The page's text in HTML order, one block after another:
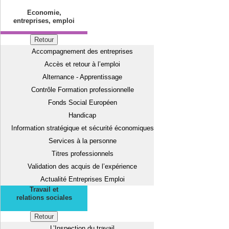
Economie,
entreprises, emploi
Retour
Accompagnement des entreprises
Accès et retour à l’emploi
Alternance - Apprentissage
Contrôle Formation professionnelle
Fonds Social Européen
Handicap
Information stratégique et sécurité économiques
Services à la personne
Titres professionnels
Validation des acquis de l’expérience
Actualité Entreprises Emploi
Travail et
relations sociales
Retour